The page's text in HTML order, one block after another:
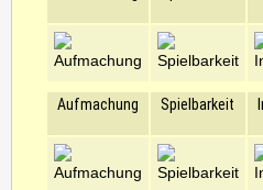
Aufmachung Spielbarkeit